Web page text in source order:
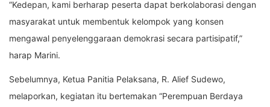
“Kedepan, kami berharap peserta dapat berkolaborasi dengan
masyarakat untuk membentuk kelompok yang konsen
mengawal penyelenggaraan demokrasi secara partisipatif,”
harap Marini.
Sebelumnya, Ketua Panitia Pelaksana, R. Alief Sudewo,
melaporkan, kegiatan itu bertemakan “Perempuan Berdaya